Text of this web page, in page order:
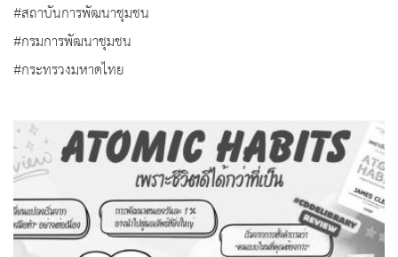
#สถาบันการพัฒนาชุมชน
#กรมการพัฒนาชุมชน
#กระทรวงมหาดไทย